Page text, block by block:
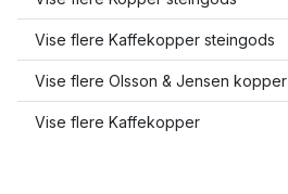
Vise flere Kaffekopper steingods
Vise flere Olsson & Jensen kopper
Vise flere Kaffekopper